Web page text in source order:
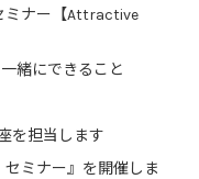
ミナー【Attractive
緒にできること
を担当します
セミナー』を開催しま